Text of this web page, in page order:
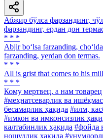
Абжир бўлса фарзандинг,
фарзандинг, ердан дон
* * *
Abjir bo‘lsa farzanding,
farzanding, yerdan don termas.
* * *
All is grist that comes to his
* * *
Кому мертвец, а нам товарец
#меҳнатсеварлик ва
бесамарлик ҳақида #илм,
#имкон ва имконсизлик
калтабинлик ҳақида #фойда
ношудлик ҳақида